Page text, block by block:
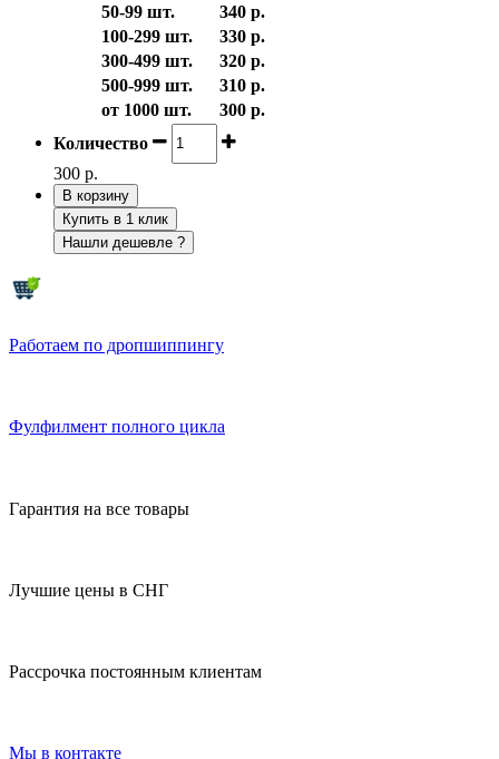
50-99 шт.
340 р.
100-299 шт.
330 р.
300-499 шт.
320 р.
500-999 шт.
310 р.
от 1000 шт.
300 р.
Количество
300 р.
В корзину
Купить в 1 клик
Нашли дешевле ?
Работаем по дропшиппингу
Фулфилмент полного цикла
Гарантия на все товары
Лучшие цены в СНГ
Рассрочка постоянным клиентам
Мы в контакте